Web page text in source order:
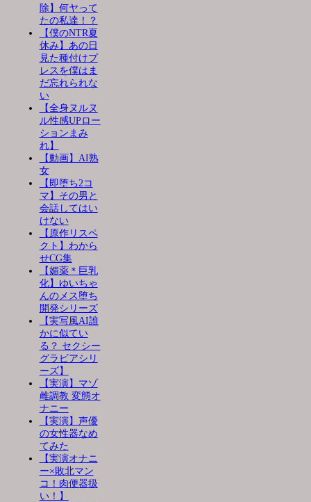
除】何ヤって
たの私達！？
【僕のNTR夏
休み】あの日
見た種付けプ
レスを僕はま
だ忘れられな
い
【全身ヌルヌ
ル性感UPロー
ションまみ
れ】
【動画】AI熟
女
【即堕ち2コ
マ】その男と
会話してはい
けない
【原作リスペ
クト】わから
せCG集
【媚薬＊巨乳
化】ゆいちゃ
んのメス堕ち
開発シリーズ
【実写風AI誰
かに似てい
る？ セクシー
グラビアシリ
ーズ】
【実演】マゾ
雌調教 変態オ
ナニー
【実演】声優
の女性器なめ
てみた
【実演オナニ
ー×敗北マン
コ！肉便器扱
い！】